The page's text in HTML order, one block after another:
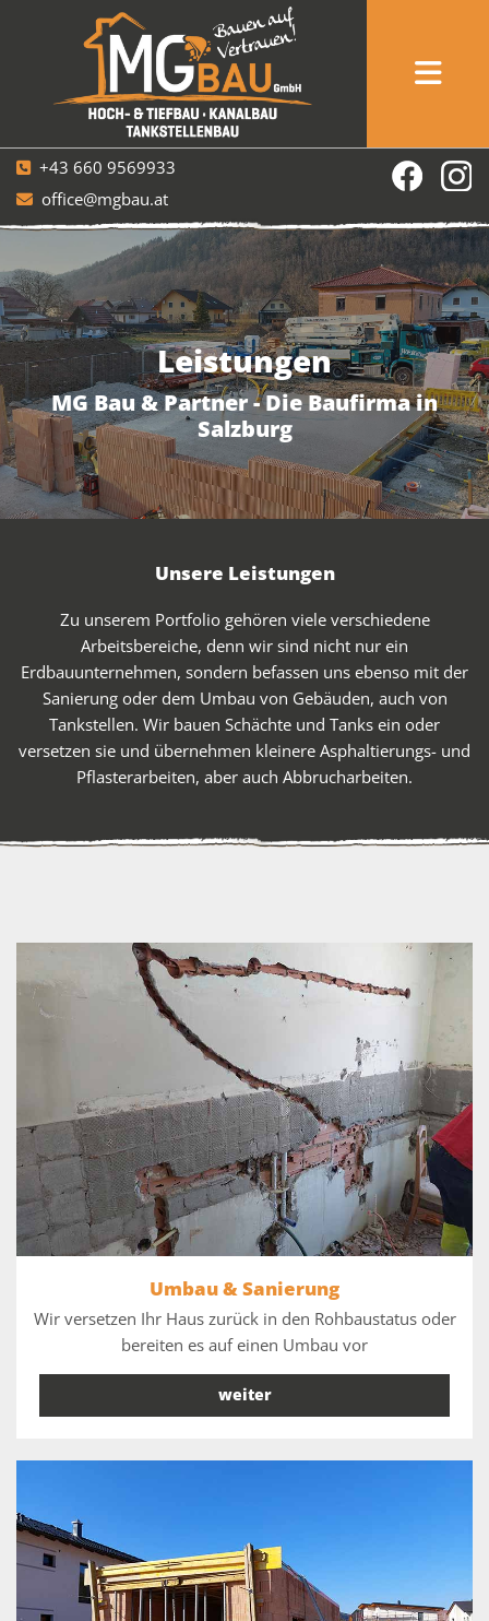
 +43 660 9569933
 office@mgbau.at
Leistungen
MG Bau & Partner - Die Baufirma in
Salzburg
Unsere Leistungen
Zu unserem Portfolio gehören viele verschiedene
Arbeitsbereiche, denn wir sind nicht nur ein
Erdbauunternehmen, sondern befassen uns ebenso mit der
Sanierung oder dem Umbau von Gebäuden, auch von
Tankstellen. Wir bauen Schächte und Tanks ein oder
versetzen sie und übernehmen kleinere Asphaltierungs- und
Pflasterarbeiten, aber auch Abbrucharbeiten.
Umbau & Sanierung
Wir versetzen Ihr Haus zurück in den Rohbaustatus oder
bereiten es auf einen Umbau vor
weiter